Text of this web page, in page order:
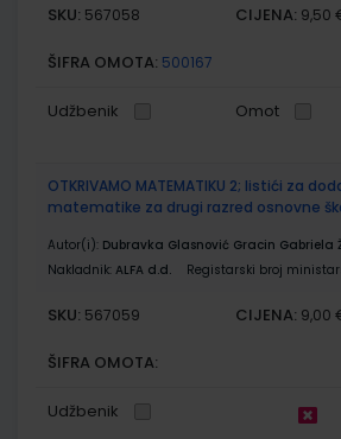
SKU: 567058 CIJENA: 9,50
ŠIFRA OMOTA: 500167
Udžbenik Omot
OTKRIVAMO MATEMATIKU 2; listići za
matematike za drugi razred osnovne
Autor(i): Dubravka Glasnović Gracin Gabriela
Nakladnik: ALFA d.d. Registarski broj
SKU: 567059 CIJENA: 9,00
ŠIFRA OMOTA:
Udžbenik